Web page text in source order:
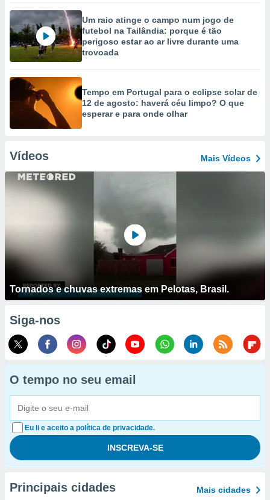
Um raio atinge o campo num jogo de
futebol na Tailândia: porque é tão
perigoso estar ao ar livre durante uma
trovoada
Tempo em Portugal para o eclipse solar de
12 de agosto: haverá céu limpo? O que
esperar e para onde olhar
Vídeos Mais Vídeos
Tornados e chuvas extremas em Pelotas, Brasil.
Siga-nos
O tempo no seu email
Eu li e aceito a política de privacidade.
Principais cidades Mais cidades